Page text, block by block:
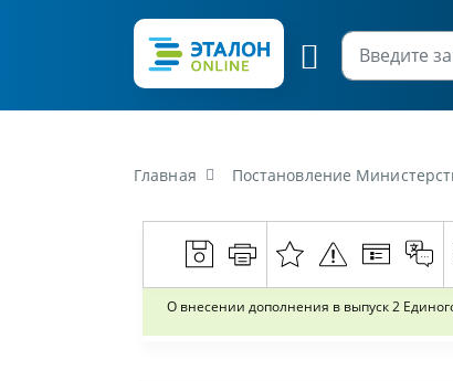
Главная Постановление Министерства труда и
О внесении дополнения в выпуск 2